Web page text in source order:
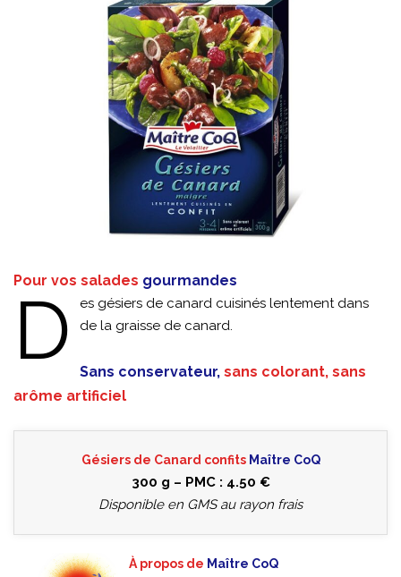
Pour vos salades gourmandes
D
es gésiers de canard cuisinés lentement dans
de la graisse de canard.
Sans conservateur, sans colorant, sans
arôme artificiel
Gésiers de Canard confits Maître CoQ
300 g – PMC : 4.50 €
Disponible en GMS au rayon frais
À propos de Maître CoQ